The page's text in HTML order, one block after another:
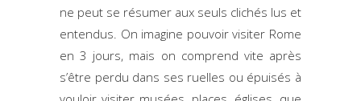
ne peut se résumer aux seuls clichés lus et
entendus. On imagine pouvoir visiter Rome
en 3 jours, mais on comprend vite après
s’être perdu dans ses ruelles ou épuisés à